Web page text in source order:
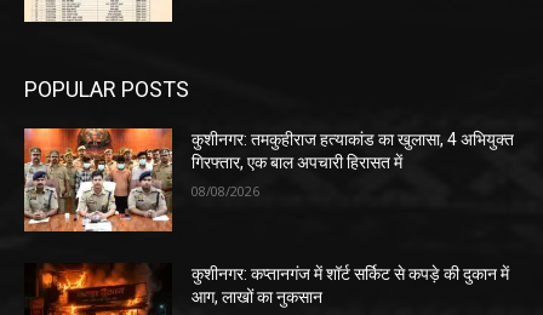
POPULAR POSTS
कुशीनगर: तमकुहीराज हत्याकांड का खुलासा, 4 अभियुक्त
गिरफ्तार, एक बाल अपचारी हिरासत में
08/08/2026
कुशीनगर: कप्तानगंज में शॉर्ट सर्किट से कपड़े की दुकान में
आग, लाखों का नुकसान